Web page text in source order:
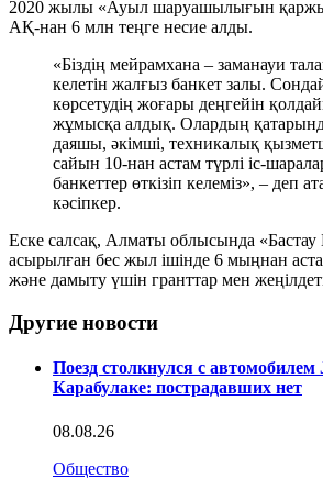
2020 жылы «Ауыл шаруашылығын
АҚ-нан 6 млн теңге несие алды.
«Біздің мейрамхана – заманауи
келетін жалғыз банкет залы.
көрсетудің жоғары деңгейін
жұмысқа алдық. Олардың
даяшы, әкімші, техникалық
сайын 10-нан астам түрлі іс-
банкеттер өткізіп келеміз», – деп
кәсіпкер.
Еске салсақ, Алматы облысында «Бастау
асырылған бес жыл ішінде 6 мыңнан
және дамыту үшін гранттар мен
Другие новости
Поезд столкнулся с автомобилем
Карабулаке: пострадавших нет
08.08.26
Общество